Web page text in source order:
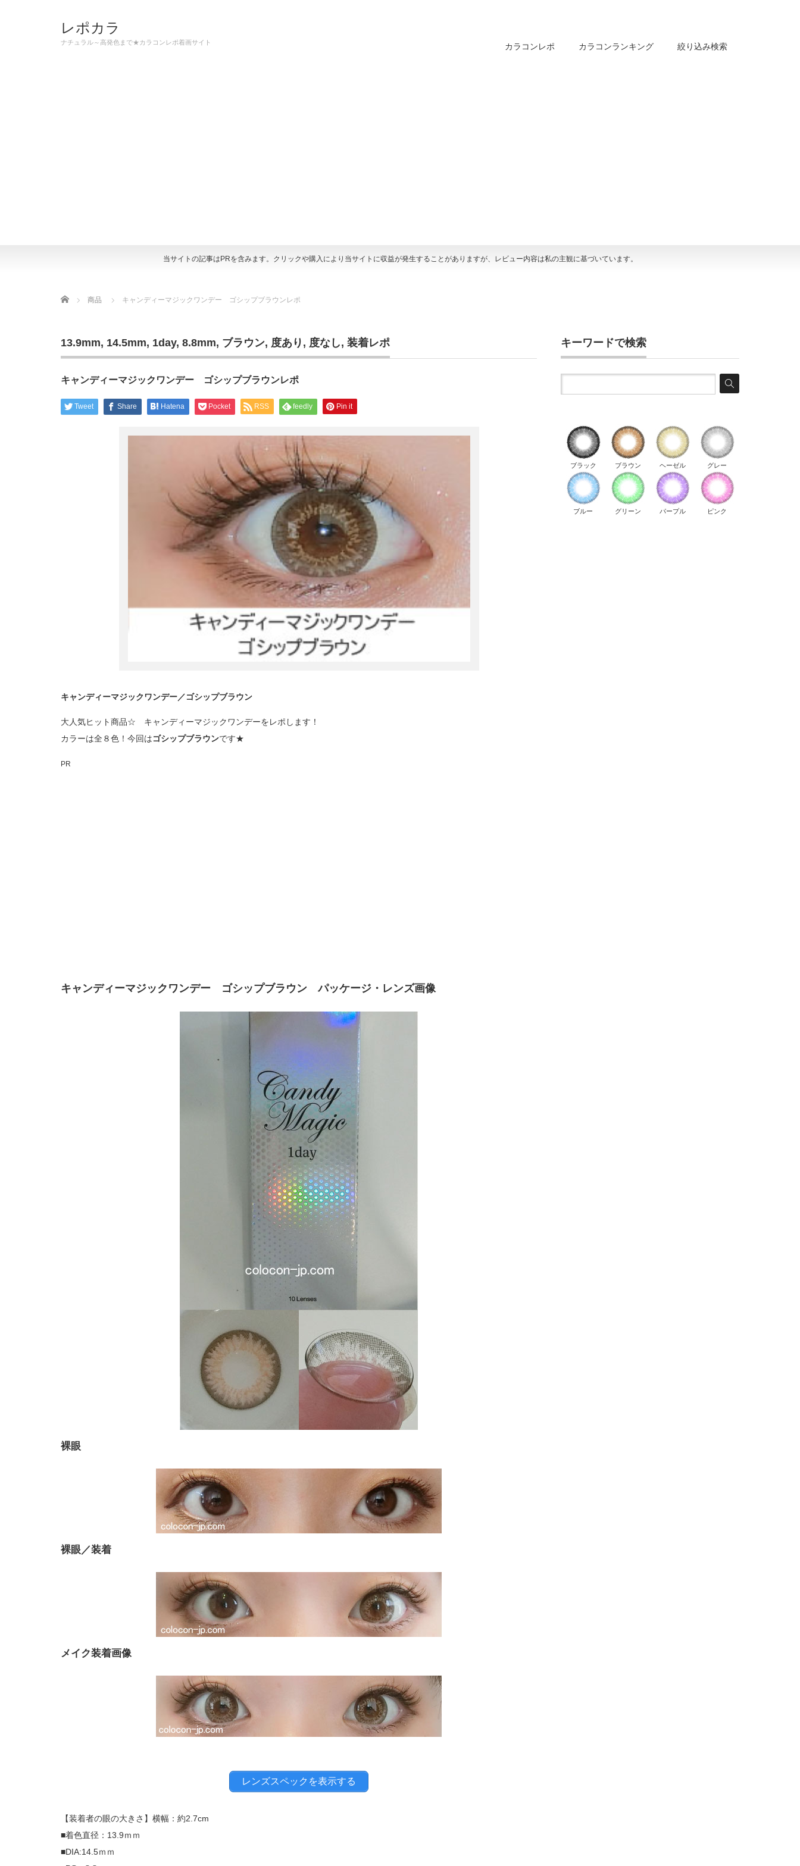
レポカラ
ナチュラル～高発色まで★カラコンレポ着画サイト カラコンレポ カラコンランキング 絞り込み検索
当サイトの記事はPRを含みます。クリックや購入により当サイトに収益が発生することがありますが、レビュー内容は私の主観に基づいています。
Home 商品 キャンディーマジックワンデー ゴシップブラウンレポ
13.9mm, 14.5mm, 1day, 8.8mm, ブラウン, 度あり , 度なし, 装着レポ
キャンディーマジックワンデー ゴシップブラウンレポ
Tweet Share Hatena Pocket RSS feedly Pin it
キャンディーマジックワンデー／ゴシップブラウン
大人気ヒット商品☆ キャンディーマジックワンデーをレポします！
カラーは全８色！今回はゴシップブラウンです★
PR
キャンディーマジックワンデー ゴシップブラウン パッケージ・レンズ画像
裸眼
裸眼／装着
メイク装着画像
レンズスペックを表示する
【装着者の眼の大きさ】横幅：約2.7cm
■着色直径：13.9ｍｍ
■DIA:14.5ｍｍ
キーワードで検索
ブラック
ブルー
グレー
ピンク
ヘーゼル
パープル
ブラウン
グリーン